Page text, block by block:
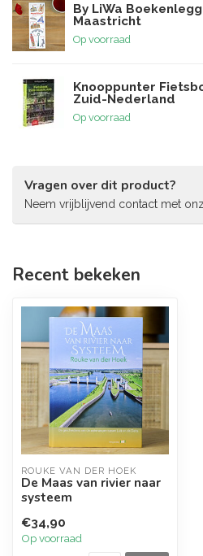
By LiWa
Maastricht
Op voorraad
Knooppunter
Zuid-Nederland
Op voorraad
Vragen over dit product?
Neem vrijblijvend contact met
Recent bekeken
ROUKE VAN DER HOEK
De Maas van rivier naar
systeem
€34,90
Op voorraad